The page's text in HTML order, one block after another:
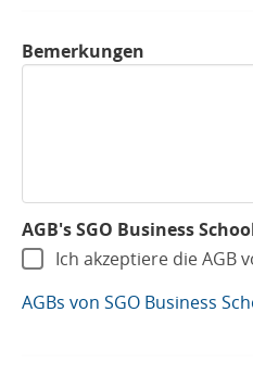
Bemerkungen
AGB's SGO Business
Ich akzeptiere die AGB
AGBs von SGO Business